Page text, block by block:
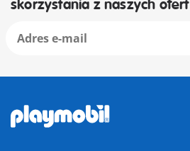
skorzystania z naszych ofert